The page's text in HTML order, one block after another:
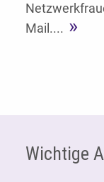
Mail....
Wichtige